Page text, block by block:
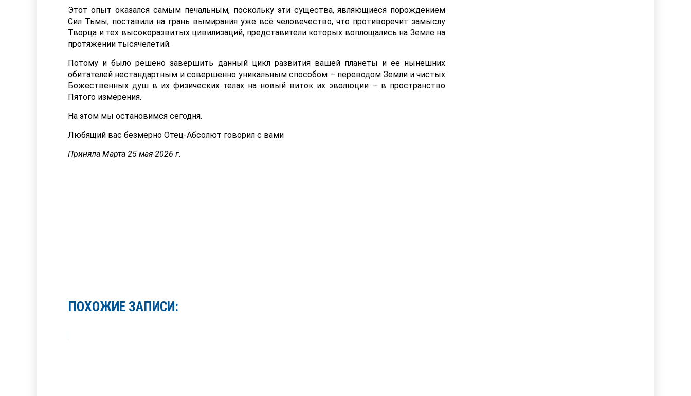
Этот опыт оказался самым печальным, поскольку эти существа, являющиеся порождением
Сил Тьмы, поставили на грань вымирания уже всё человечество, что противоречит замыслу
Творца и тех высокоразвитых цивилизаций, представители которых воплощались на Земле на
протяжении тысячелетий.
Потому и было решено завершить данный цикл развития вашей планеты и ее нынешних
обитателей нестандартным и совершенно уникальным способом – переводом Земли и чистых
Божественных душ в их физических телах на новый виток их эволюции – в пространство
Пятого измерения.
На этом мы остановимся сегодня.
Любящий вас безмерно Отец-Абсолют говорил с вами
Приняла Марта 25 мая 2026 г.
ПОХОЖИЕ ЗАПИСИ: